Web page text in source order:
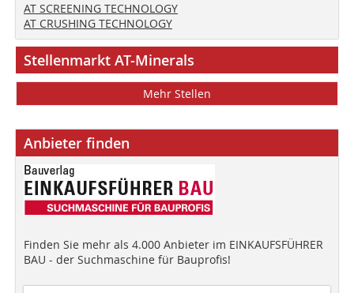
AT SCREENING TECHNOLOGY
AT CRUSHING TECHNOLOGY
Stellenmarkt AT-Minerals
Mehr Stellen
Anbieter finden
Finden Sie mehr als 4.000 Anbieter im EINKAUFSFÜHRER
BAU - der Suchmaschine für Bauprofis!